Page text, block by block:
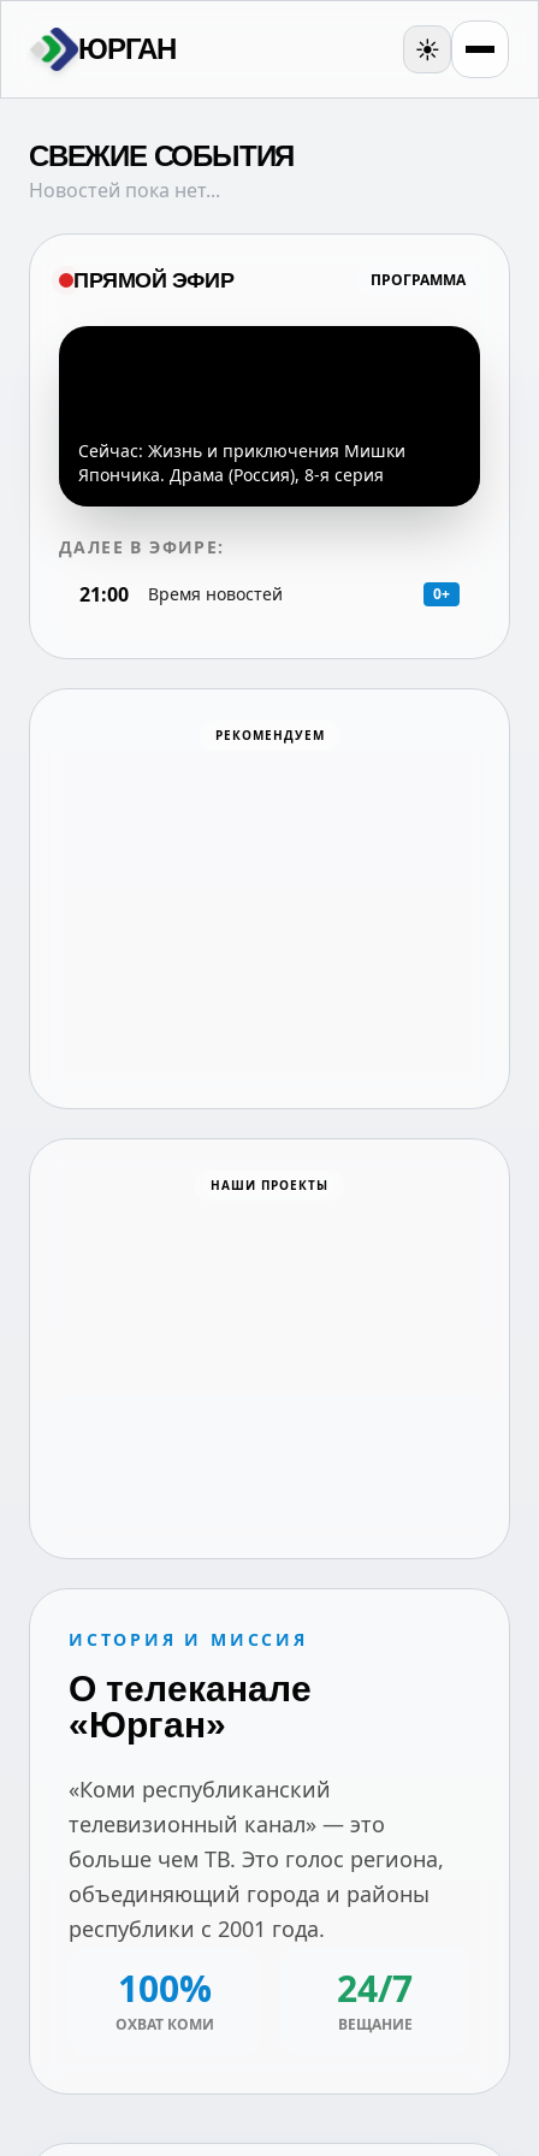
ЮРГАН ☀️
СВЕЖИЕ СОБЫТИЯ
Новостей пока нет...
ПРЯМОЙ ЭФИР ПРОГРАММА
Сейчас: Жизнь и приключения Мишки
Япончика. Драма (Россия), 8-я серия
ДАЛЕЕ В ЭФИРЕ:
21:00 Время новостей 0+
РЕКОМЕНДУЕМ
Хоккей
НАШИ ПРОЕКТЫ
Время новостей
ИСТОРИЯ И МИССИЯ
О телеканале
«Юрган»
«Коми республиканский
телевизионный канал» — это
больше чем ТВ. Это голос региона,
объединяющий города и районы
республики с 2001 года.
100%
ОХВАТ КОМИ
24/7
ВЕЩАНИЕ